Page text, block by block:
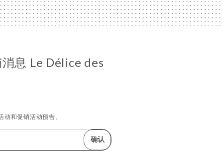
息 Le Délice des
和促销活动预告。
确认